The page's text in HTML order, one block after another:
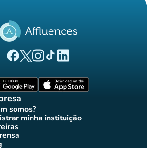
(novo separador)
(novo separador)
(novo separador)
(novo separador)
(novo separador)
somos?
(novo separador)
minha instituição
(novo separador)
(novo separador)
(novo separador)